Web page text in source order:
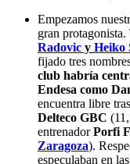
Empezamos
gran protagonista.
Radovic y Heiko
fijado tres
club habría
Endesa como
encuentra libre
Delteco GBC
entrenadorPorfi
Zaragoza).
especulaban en